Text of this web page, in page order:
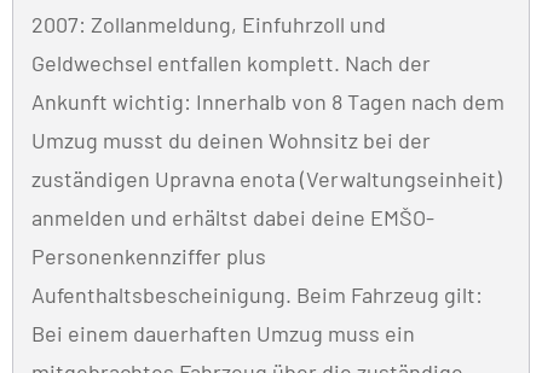
2007: Zollanmeldung, Einfuhrzoll und
Geldwechsel entfallen komplett. Nach der
Ankunft wichtig: Innerhalb von 8 Tagen nach dem
Umzug musst du deinen Wohnsitz bei der
zuständigen Upravna enota (Verwaltungseinheit)
anmelden und erhältst dabei deine EMŠO-
Personenkennziffer plus
Aufenthaltsbescheinigung. Beim Fahrzeug gilt:
Bei einem dauerhaften Umzug muss ein